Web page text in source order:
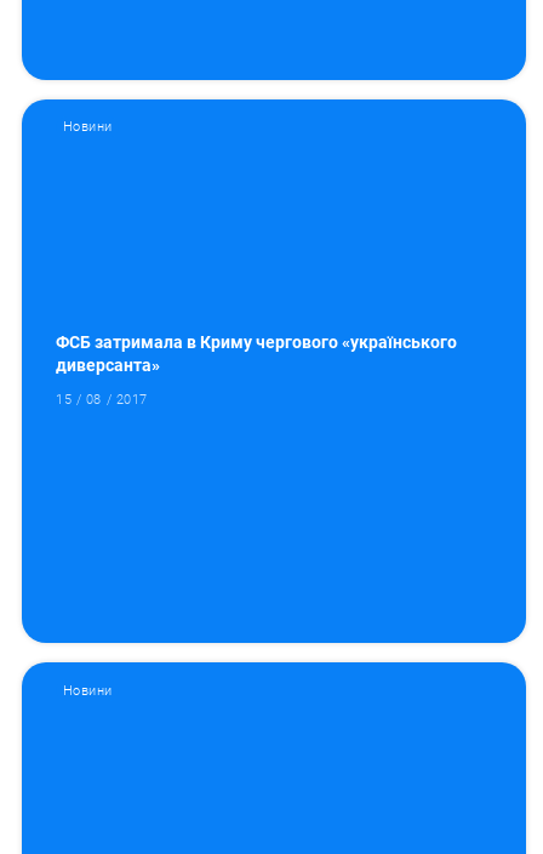
Новини
ФСБ затримала в Криму чергового «українського
диверсанта»
15 / 08 / 2017
Новини